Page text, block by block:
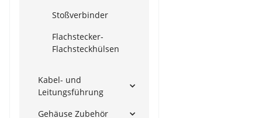
Stoßverbinder
Flachstecker-
Flachsteckhülsen
Kabel- und
Leitungsführung
Gehäuse Zubehör